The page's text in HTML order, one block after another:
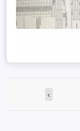
‹